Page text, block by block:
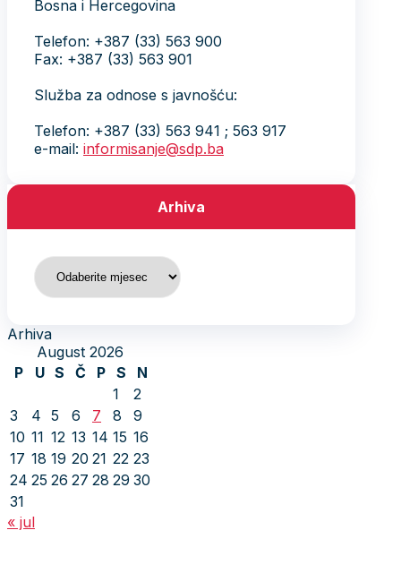
Bosna i Hercegovina
Telefon: +387 (33) 563 900
Fax: +387 (33) 563 901
Služba za odnose s javnošću:
Telefon: +387 (33) 563 941 ; 563 917
e-mail: informisanje@sdp.ba
Arhiva
Arhiva
Arhiva
August 2026
P
U S Č P S
N
1
2
3
4 5 6 7 8
9
10 11 12 13 14 15 16
17 18 19 20 21 22 23
24 25 26 27 28 29 30
31
« jul